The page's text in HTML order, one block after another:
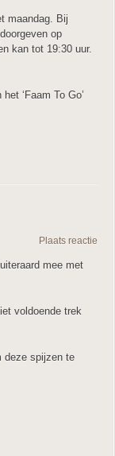
maandag. Bij
op
kan tot 19:30 uur.
‘Faam To Go’
Plaats reactie
mee met
voldoende trek
deze spijzen te